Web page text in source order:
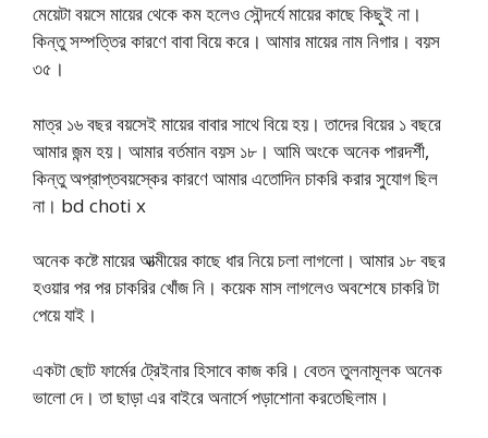
মেয়েটা বয়সে মায়ের থেকে কম হলেও সৌন্দর্যে মায়ের কাছে কিছুই না।
কিন্তু সম্পত্তির কারণে বাবা বিয়ে করে। আমার মায়ের নাম নিগার। বয়স
৩৫।
মাত্র ১৬ বছর বয়সেই মায়ের বাবার সাথে বিয়ে হয়। তাদের বিয়ের ১ বছরে
আমার জন্ম হয়। আমার বর্তমান বয়স ১৮। আমি অংকে অনেক পারদর্শী,
কিন্তু অপ্রাপ্তবয়স্কের কারণে আমার এতোদিন চাকরি করার সু্যোগ ছিল
না। bd choti x
অনেক কষ্টে মায়ের আত্মীয়ের কাছে ধার নিয়ে চলা লাগলো। আমার ১৮ বছর
হওয়ার পর পর চাকরির খোঁজ নি। কয়েক মাস লাগলেও অবশেষে চাকরি টা
পেয়ে যাই।
একটা ছোট ফার্মের ট্রেইনার হিসাবে কাজ করি। বেতন তুলনামূলক অনেক
ভালো দে। তা ছাড়া এর বাইরে অনার্সে পড়াশোনা করতেছিলাম।